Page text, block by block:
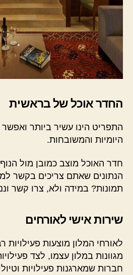
החדר אוכל של בראשית
התפריט הינו עשיר ביותר
היומיות והמשובחות.
חדר האוכל מוצב כמובן מול
הנתונים שאתם צריכים בקשר
תמונות? במידה ולא, צרו קשר
שירות אישי לאורחים
לאורחי המלון מוצעות פעילויות
מגוונות במלון עצמו, לצד
חברות שמארגנות פעילויות